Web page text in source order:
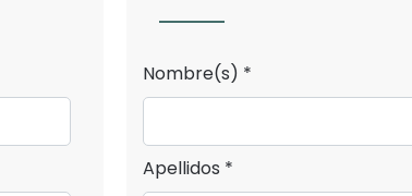
Nombre(s) *
Apellidos *